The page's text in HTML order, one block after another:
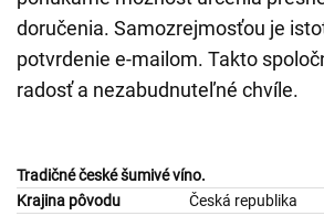
doručenia. Samozrejmosťou je
potvrdenie e-mailom. Takto
radosť a nezabudnuteľné chvíle.
Tradičné české šumivé víno.
Krajina pôvodu
Česká republika